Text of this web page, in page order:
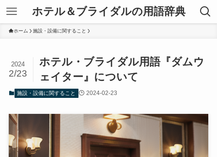
ホテル＆ブライダルの用語辞典
ホーム 施設・設備に関すること
ホテル・ブライダル用語『ダムウ
ェイター』について
2024
2/23
施設・設備に関すること 2024-02-23